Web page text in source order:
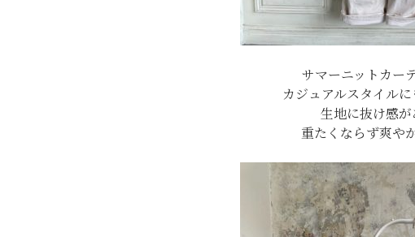
サマーニットカー
カジュアルスタイルに
生地に抜け感
重たくならず爽や